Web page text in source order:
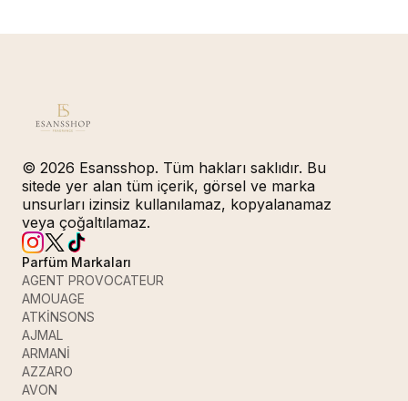
© 2026 Esansshop. Tüm hakları saklıdır. Bu
sitede yer alan tüm içerik, görsel ve marka
unsurları izinsiz kullanılamaz, kopyalanamaz
veya çoğaltılamaz.
Parfüm Markaları
AGENT PROVOCATEUR
AMOUAGE
ATKİNSONS
AJMAL
ARMANİ
AZZARO
AVON